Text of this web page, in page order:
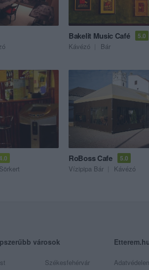
Bakelit Music Café 5.0
Kávézó Bár
Sörkert
RoBoss Cafe 5.0
Vízipipa Bár Kávézó
városok
Székesfehérvár